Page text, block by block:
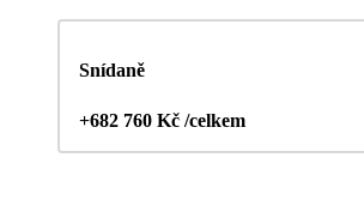
Snídaně
+682 760 Kč /celkem